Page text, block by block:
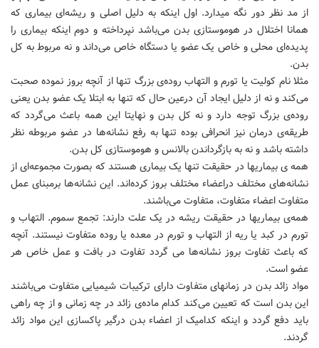
از مد نظر دور نگه میدارد. اول اینکه به دلیل اصلی و ریشه‌ای بیماری که
همانا اختلال در هوموستازی بدن می‌باشد نپرداخته و دوم اینکه بیماری را
پدیده‌ای محلی و خاص یک عضو یا دستگاه خاص می‌داند و نه مربوط به کل
بدن.
مثلا نام کولیت یا تورم و التهاب روده‌ی بزرگ تنها از آنچه بروز نموده صحبت
می‌کند و نه از دلیل ایجاد آن درعین حال که تنها به ابتلا یک عضو بدن یعنی
روده‌ی بزرگ توجه دارد و نه کل بدن و نهایتا این همه باعث می‌گردد که
طریقه‌ی درمان نیز انحرافی بوده تنها به رفع نشانه‌ها در عضو مربوطه نظر
داشته باشد و نه به بازگرداندن بالانس و هوموستازی کل بدن.
همه ی بیماریها در حقیقت تنها یک بیماری هستند که بصورت مجموعه‌ای از
نشانه‌های مختلف دراعضاء مختلف بروز کرده‌اند. این نشانه‌ها برمبنای عمل
متفاوت اعضاء متفاوت، متفاوت می‌باشند.
همه‌ی بیماریها در حقیقت ریشه در یک علت دارند: تجمع سموم. التهاب و
تورم در کبد یا ریه از التهاب و تورم در معده یا روده متفاوت نیستند. آنچه
که باعث تفاوت بروز نشانه‌ها می گردد تفاوت در بافت و عمل خاص هر
عضو است.
مواد زائد بدن در زمانهای متفاوت دارای ترکیبات شیمیایی متفاوت می‌باشند
این بدن است که تعیین می‌کند کدام ماده‌ی زائد در چه زمانی و از چه راهی
باید دفع گردد و اینکه کدامیک از اعضاء بدن درگیر پاکسازی این مواد زائد
گردند.